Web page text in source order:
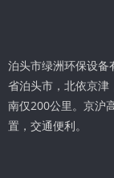
泊头市绿洲环保设备
省泊头市，北依京津
南仅200公里。京沪
置，交通便利。